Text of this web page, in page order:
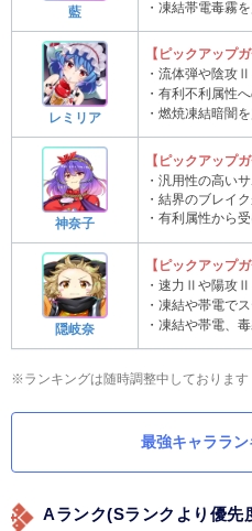
藍
・凍結帯電毒霧
レミリア
【ピックアップ
・流体弾や陰攻
・有利不利属性
・燃焼凍結暗闇
神奈子
【ピックアップ
・汎用性の高い
・結界のブレイ
・有利属性から
隠岐奈
【ピックアップ
・速力Ⅱや陽攻Ⅱ
・凍結や帯電で
・凍結や帯電、
※ランキングは随時調整中しております
最強キャララ
Aランク(Sランクより優先